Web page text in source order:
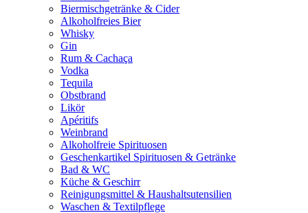
Biermischgetränke & Cider
Alkoholfreies Bier
Whisky
Gin
Rum & Cachaça
Vodka
Tequila
Obstbrand
Likör
Apéritifs
Weinbrand
Alkoholfreie Spirituosen
Geschenkartikel Spirituosen & Getränke
Bad & WC
Küche & Geschirr
Reinigungsmittel & Haushaltsutensilien
Waschen & Textilpflege